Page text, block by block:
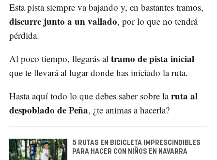
Esta pista siempre va bajando y, en bastantes tramos,
discurre junto a un vallado, por lo que no tendrá
pérdida.
Al poco tiempo, llegarás al tramo de pista inicial
que te llevará al lugar donde has iniciado la ruta.
Hasta aquí todo lo que debes saber sobre laruta al
despoblado de Peña, ¿te animas a hacerla?
5 RUTAS EN BICICLETA IMPRESCINDIBLES
PARA HACER CON NIÑOS EN NAVARRA